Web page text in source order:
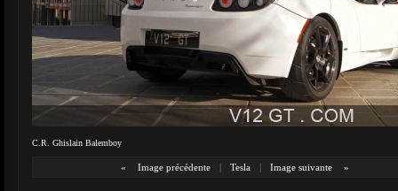
C.R. Ghislain Balemboy
« Image précédente | Tesla | Image suivante »